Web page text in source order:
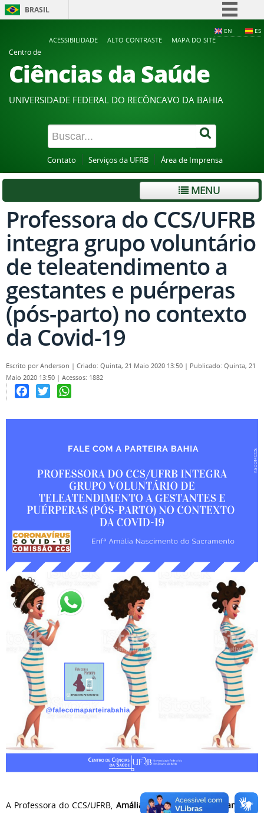
BRASIL
Participe
Acesso à informação
Legislação
Canais
EN ES
ACESSIBILIDADE ALTO CONTRASTE
MAPA DO SITE
Centro de
Ciências da Saúde
UNIVERSIDADE FEDERAL DO RECÔNCAVO DA BAHIA
Contato Serviços da UFRB Área de Imprensa
MENU
Professora do CCS/UFRB
integra grupo voluntário
de teleatendimento a
gestantes e puérperas
(pós-parto) no contexto
da Covid-19
Escrito porAnderson | Criado: Quinta, 21 Maio 2020 13:50 | Publicado: Quinta, 21
Maio 2020 13:50 | Acessos: 1882
A Professora do CCS/UFRB, Amália Nascimento do Sacramento